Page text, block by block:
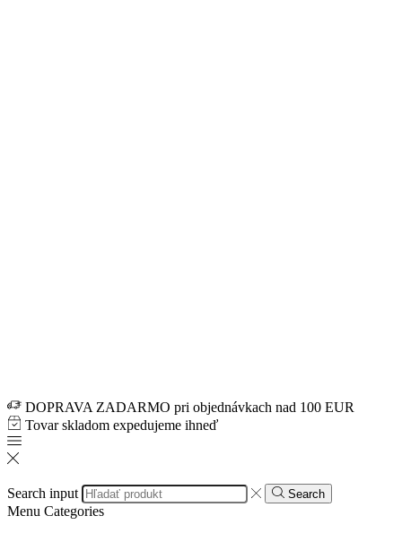
DOPRAVA ZADARMO pri objednávkach nad 100 EUR
Tovar skladom expedujeme ihneď
Search input Search
Menu Categories